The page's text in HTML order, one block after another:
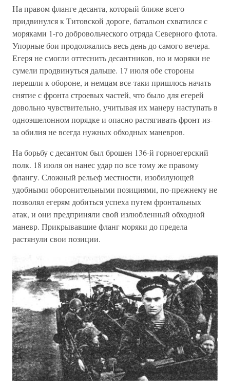
На правом фланге десанта, который ближе всего
придвинулся к Титовской дороге, батальон схватился с
моряками 1-го добровольческого отряда Северного флота.
Упорные бои продолжались весь день до самого вечера.
Егеря не смогли оттеснить десантников, но и моряки не
сумели продвинуться дальше. 17 июля обе стороны
перешли к обороне, и немцам все-таки пришлось начать
снятие с фронта строевых частей, что было для егерей
довольно чувствительно, учитывая их манеру наступать в
одноэшелонном порядке и опасно растягивать фронт из-
за обилия не всегда нужных обходных маневров.
На борьбу с десантом был брошен 136-й горноегерский
полк. 18 июля он нанес удар по все тому же правому
флангу. Сложный рельеф местности, изобилующей
удобными оборонительными позициями, по-прежнему не
позволял егерям добиться успеха путем фронтальных
атак, и они предприняли свой излюбленный обходной
маневр. Прикрывавшие фланг моряки до предела
растянули свои позиции.